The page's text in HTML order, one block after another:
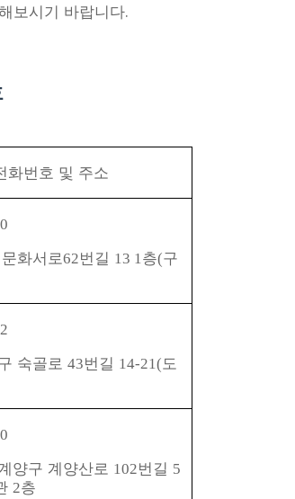
보시기 바랍니다.
화번호 및 주소
화서로62번길 13 1층(구
숙골로 43번길 14-21(도
양구 계양산로 102번길 5
2층